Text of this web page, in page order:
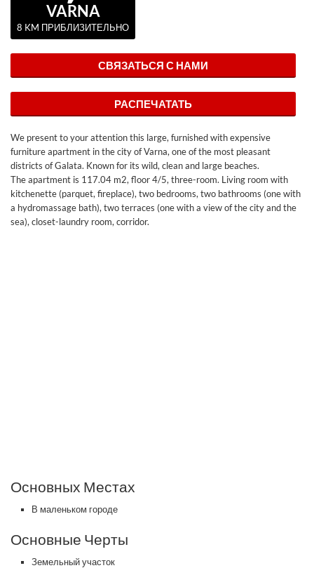
VARNA
8 KM ПРИБЛИЗИТЕЛЬНО
СВЯЗАТЬСЯ С НАМИ
РАСПЕЧАТАТЬ
We present to your attention this large, furnished with expensive
furniture apartment in the city of Varna, one of the most pleasant
districts of Galata. Known for its wild, clean and large beaches.
The apartment is 117.04 m2, floor 4/5, three-room. Living room with
kitchenette (parquet, fireplace), two bedrooms, two bathrooms (one with
a hydromassage bath), two terraces (one with a view of the city and the
sea), closet-laundry room, corridor.
Основных Местах
В маленьком городе
Основные Черты
Земельный участок